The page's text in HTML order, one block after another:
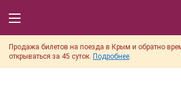
Продажа билетов на поезда в Крым и обратно
открываться за 45 суток. Подробнее.